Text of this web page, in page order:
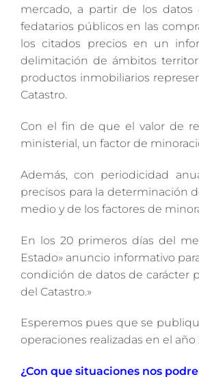
mercado, a partir de los datos
fedatarios públicos en las
los citados precios en un
delimitación de ámbitos
productos inmobiliarios
Catastro.
Con el fin de que el valor de
ministerial, un factor de
Además, con periodicidad
precisos para la determinación
medio y de los factores de
En los 20 primeros días del
Estado» anuncio informativo
condición de datos de carácter
del Catastro.»
Esperemos pues que se
operaciones realizadas en el año
¿Con que situaciones nos